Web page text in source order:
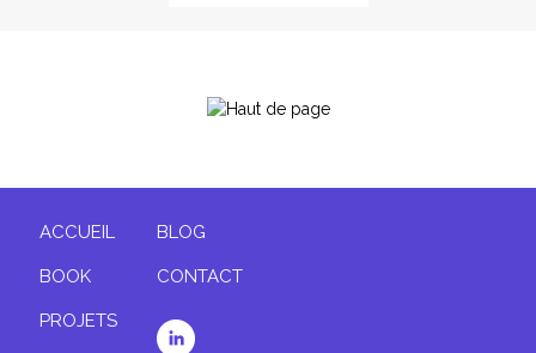
ACCUEIL
BOOK
PROJETS
BLOG
CONTACT